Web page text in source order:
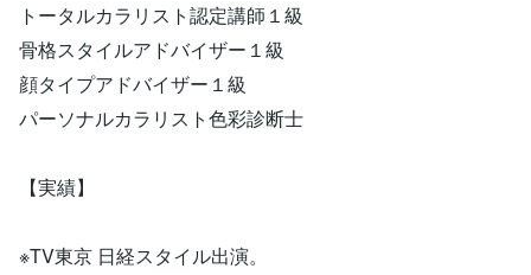
トータルカラリスト認定講師１級
骨格スタイルアドバイザー１級
顔タイプアドバイザー１級
パーソナルカラリスト色彩診断士
【実績】
※TV東京 日経スタイル出演。